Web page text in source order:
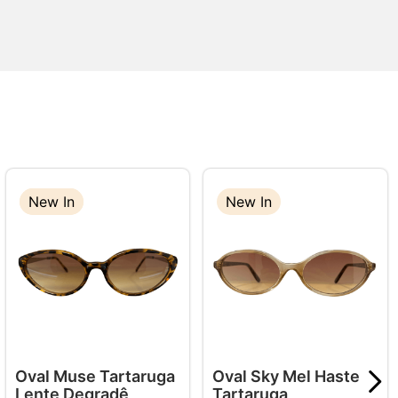
New In
New In
Oval Muse Tartaruga
Lente Degradê
New In
Oval Sky Mel Haste
Tartaruga